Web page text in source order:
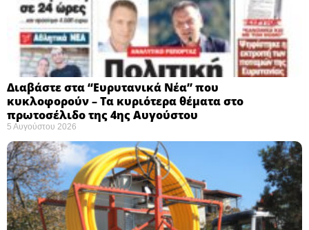
Διαβάστε στα “Ευρυτανικά Νέα” που
κυκλοφορούν – Τα κυριότερα θέματα στο
πρωτοσέλιδο της 4ης Αυγούστου
5 Αυγούστου 2026